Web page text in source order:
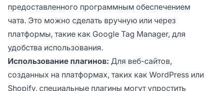
предоставленного программным обеспечением
чата. Это можно сделать вручную или через
платформы, такие как Google Tag Manager, для
удобства использования.
Использование плагинов: Для веб-сайтов,
созданных на платформах, таких как WordPress или
Shopify, специальные плагины могут упростить